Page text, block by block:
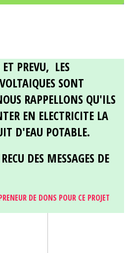
PREVU, LES
SONT
RAPPELLONS QU'ILS
EN ELECTRICITE LA
D'EAU POTABLE.
DES MESSAGES DE
DE DONS POUR CE PROJET